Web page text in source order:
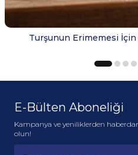
Turşunun Erimemesi
E-Bülten Aboneliği
Kampanya ve yeniliklerden
olun!